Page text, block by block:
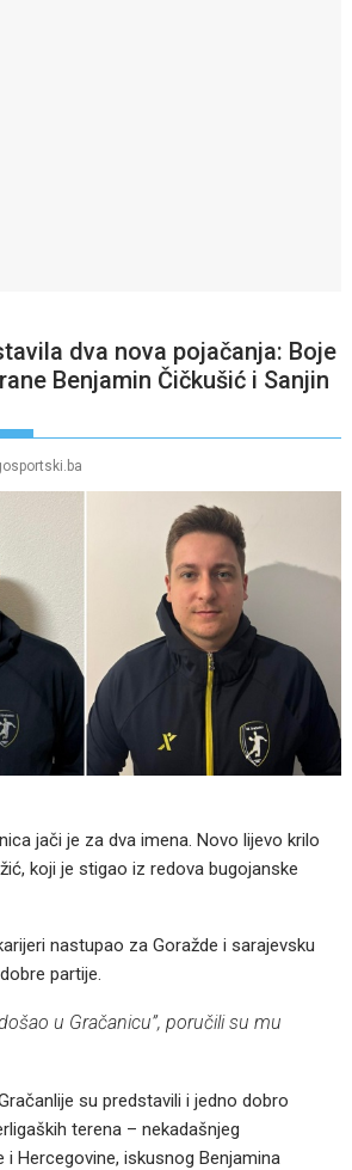
dva nova pojačanja: Boje
Benjamin Čičkušić i Sanjin
jači je za dva imena. Novo lijevo krilo
koji je stigao iz redova bugojanske
nastupao za Goražde i sarajevsku
partije.
u Gračanicu”, poručili su mu
su predstavili i jedno dobro
terena – nekadašnjeg
Hercegovine, iskusnog Benjamina